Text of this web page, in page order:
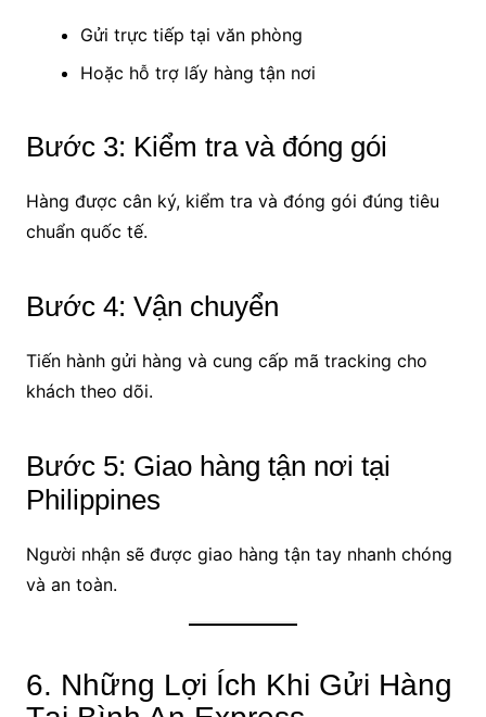
Gửi trực tiếp tại văn phòng
Hoặc hỗ trợ lấy hàng tận nơi
Bước 3: Kiểm tra và đóng gói
Hàng được cân ký, kiểm tra và đóng gói đúng tiêu
chuẩn quốc tế.
Bước 4: Vận chuyển
Tiến hành gửi hàng và cung cấp mã tracking cho
khách theo dõi.
Bước 5: Giao hàng tận nơi tại
Philippines
Người nhận sẽ được giao hàng tận tay nhanh chóng
và an toàn.
6. Những Lợi Ích Khi Gửi Hàng